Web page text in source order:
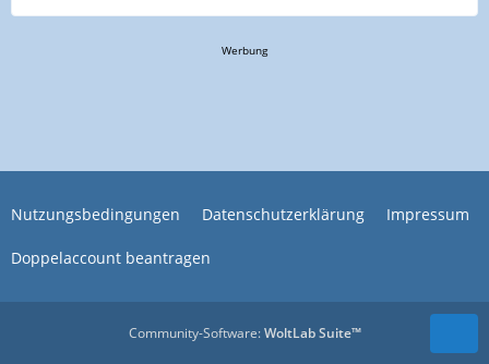
Werbung
Nutzungsbedingungen Datenschutzerklärung Impressum
Doppelaccount beantragen
Community-Software:WoltLab Suite™